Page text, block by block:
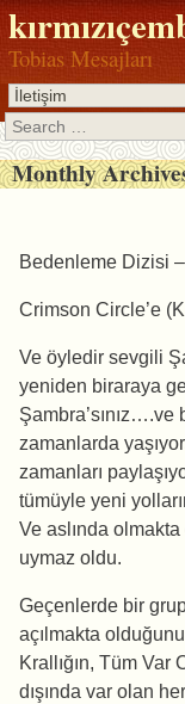
Tobias Mesajları
Search
Monthly
Bedenleme Dizisi
Crimson Circle’e
Ve öyledir sevgili
yeniden biraraya
zamanlarda
zamanları
tümüyle yeni
Ve aslında
uymaz oldu.
Geçenlerde bir
açılmakta
Krallığın, Tüm Var
dışında var olan